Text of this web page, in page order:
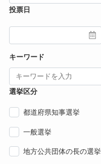
投票日
キーワード
選挙区分
都道府県知事選挙
一般選挙
地方公共団体の長の選挙